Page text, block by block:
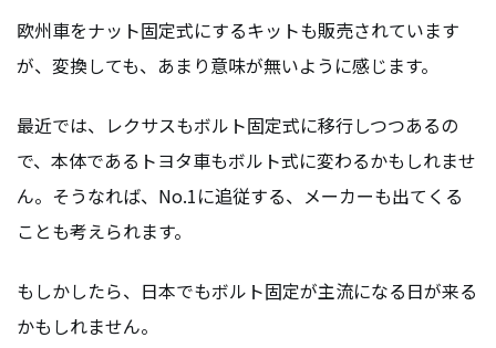
欧州車をナット固定式にするキットも販売されています
が、変換しても、あまり意味が無いように感じます。
最近では、レクサスもボルト固定式に移行しつつあるの
で、本体であるトヨタ車もボルト式に変わるかもしれませ
ん。そうなれば、No.1に追従する、メーカーも出てくる
ことも考えられます。
もしかしたら、日本でもボルト固定が主流になる日が来る
かもしれません。